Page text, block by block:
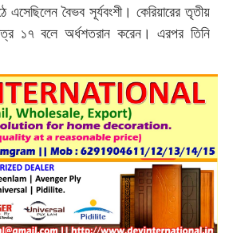
এসেছিলেন বৈভব সূর্যবংশী। কেরিয়ারের তৃতীয়
১৭ বলে অর্ধশতরান করেন। এরপর তিনি